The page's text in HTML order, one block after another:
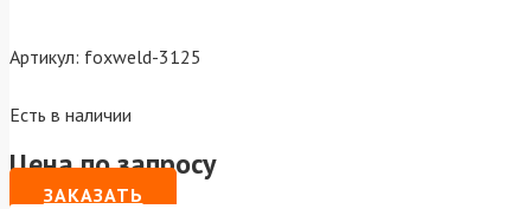
Артикул: foxweld-3125
Есть в наличии
Цена по запросу
ЗАКАЗАТЬ